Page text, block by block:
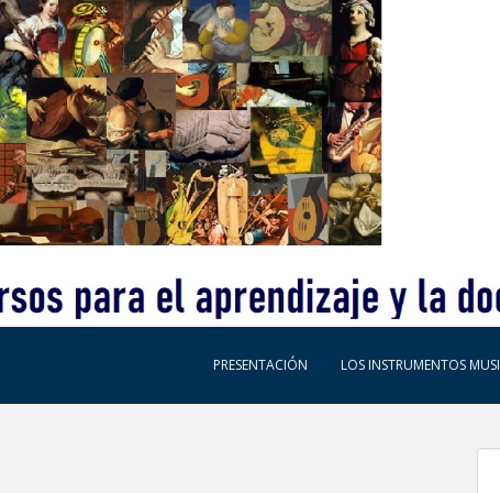
PRESENTACIÓN LOS INSTRUMENTOS